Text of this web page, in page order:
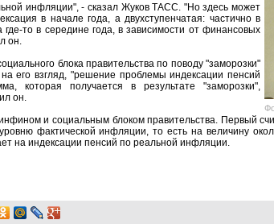
инфляции", - сказал Жуков ТАСС. "Но здесь может
в начале года, а двухступенчатая: частично в
то в середине года, в зависимости от финансовых
он.
блока правительства по поводу "заморозки"
его взгляд, "решение проблемы индексации пенсий
которая получается в результате "заморозки",
он.
и социальным блоком правительства. Первый
фактической инфляции, то есть на величину
на индексации пенсий по реальной инфляции.